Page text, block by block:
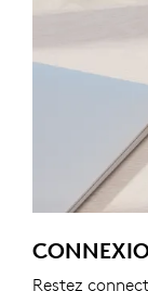
Restez